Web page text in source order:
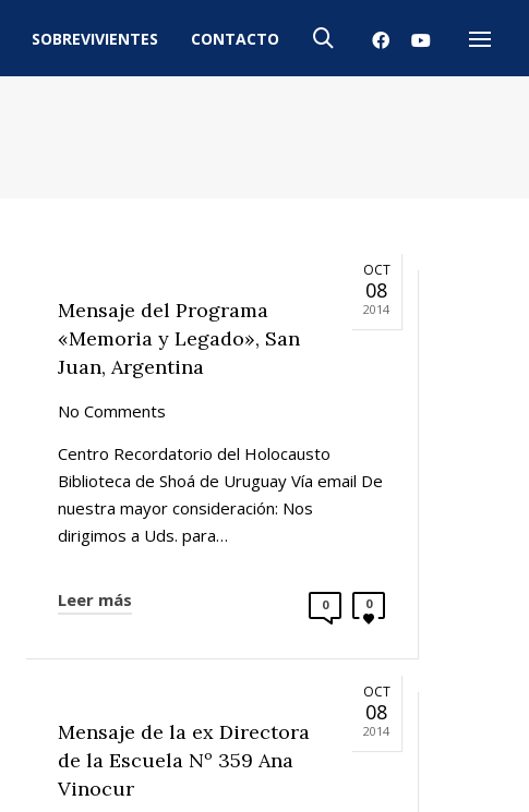
SOBREVIVIENTES CONTACTO
Menú
OCT
08
2014
Mensaje del Programa
«Memoria y Legado», San
Juan, Argentina
No Comments
Centro Recordatorio del Holocausto
Biblioteca de Shoá de Uruguay Vía email De
nuestra mayor consideración: Nos
dirigimos a Uds. para…
Leer más 0 0
OCT
08
2014
Mensaje de la ex Directora
de la Escuela Nº 359 Ana
Vinocur